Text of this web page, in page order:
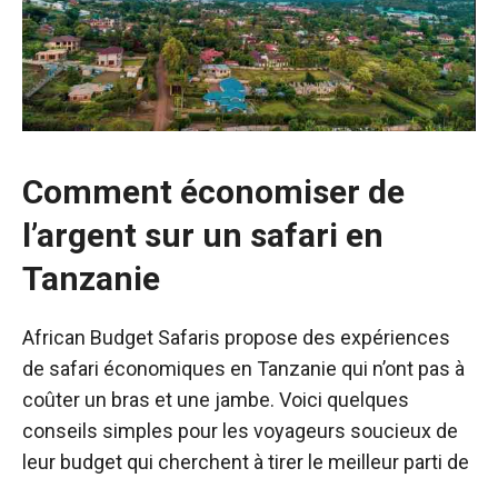
Comment économiser de
l’argent sur un safari en
Tanzanie
African Budget Safaris propose des expériences
de safari économiques en Tanzanie qui n’ont pas à
coûter un bras et une jambe. Voici quelques
conseils simples pour les voyageurs soucieux de
leur budget qui cherchent à tirer le meilleur parti de